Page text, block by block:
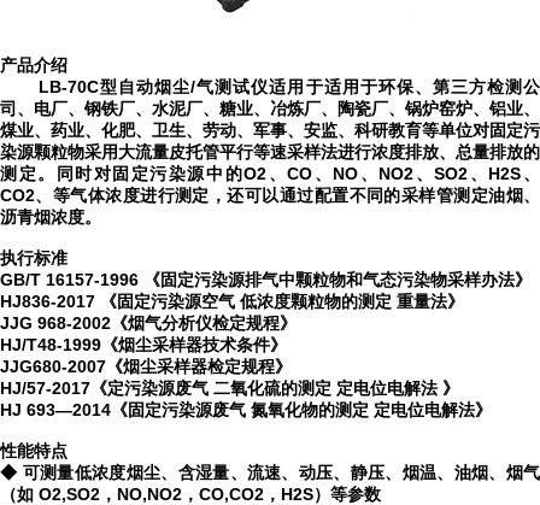
产品介绍
LB-70C型自动烟尘/气测试仪适用于适用于环保、第三方检测公
司、电厂、钢铁厂、水泥厂、糖业、冶炼厂、陶瓷厂、锅炉窑炉、铝业、
煤业、药业、化肥、卫生、劳动、军事、安监、科研教育等单位对固定污
染源颗粒物采用大流量皮托管平行等速采样法进行浓度排放、总量排放的
测定。同时对固定污染源中的O2、CO、NO、NO2、SO2、H2S、
CO2、等气体浓度进行测定，还可以通过配置不同的采样管测定油烟、
沥青烟浓度。
执行标准
GB/T 16157-1996 《固定污染源排气中颗粒物和气态污染物采样办法》
HJ836-2017 《固定污染源空气 低浓度颗粒物的测定 重量法》
JJG 968-2002《烟气分析仪检定规程》
HJ/T48-1999《烟尘采样器技术条件》
JJG680-2007《烟尘采样器检定规程》
HJ/57-2017《定污染源废气 二氧化硫的测定 定电位电解法 》
HJ 693—2014《固定污染源废气 氮氧化物的测定 定电位电解法》
性能特点
◆ 可测量低浓度烟尘、含湿量、流速、动压、静压、烟温、油烟、烟气
（如 O2,SO2，NO,NO2，CO,CO2，H2S）等参数